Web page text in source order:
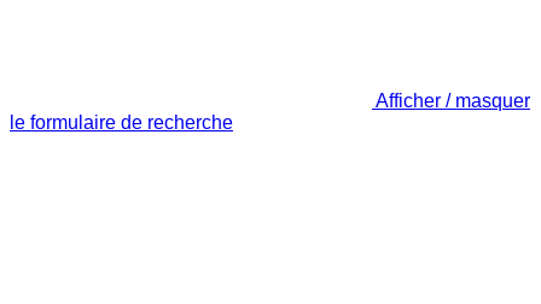
Afficher / masquer
le formulaire de recherche